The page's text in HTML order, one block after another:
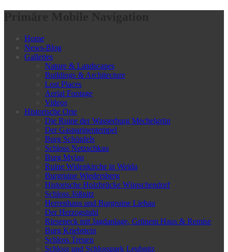
Home
News-Blog
Galleries
Nature & Landscapes
Buildings & Architecture
Lost Places
Aerial Footage
Videos
Historische Orte
Die Ruine der Wasserburg Mechelgrün
Der Gasparinentempel
Burg Schönfels
Schloss Netzschkau
Burg Mylau
Ruine Widenkirche in Weida
Burgruine Wiedersberg
Historische Holzbrücke Wünschendorf
Schloss Jößnitz
Herrenhaus und Burgruine Liebau
Der Herzogstuhl
Rieseneck mit Jagdanlage, Grünem Haus & Remise
Burg Kriebstein
Schloss Treuen
Schloss und Schlosspark Leubnitz